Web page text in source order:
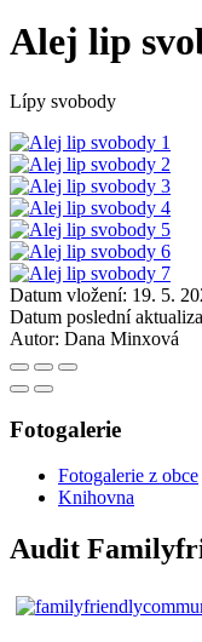
Alej lip
Lípy svobody
Datum vložení: 19. 5.
Datum poslední
Autor: Dana Minxová
Fotogalerie
Fotogalerie z obce
Knihovna
Audit